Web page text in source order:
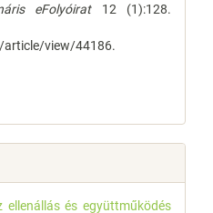
eFolyóirat12 (1):128.
view/44186.
és együttműködés